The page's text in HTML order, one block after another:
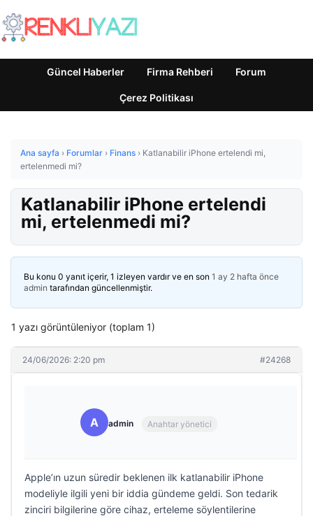
Güncel Haberler Firma Rehberi Forum
Çerez Politikası
Ana sayfa › Forumlar › Finans › Katlanabilir iPhone ertelendi mi,
ertelenmedi mi?
Katlanabilir iPhone ertelendi
mi, ertelenmedi mi?
Bu konu 0 yanıt içerir, 1 izleyen vardır ve en son 1 ay 2 hafta önce
admin tarafından güncellenmiştir.
1 yazı görüntüleniyor (toplam 1)
24/06/2026: 2:20 pm #24268
A admin Anahtar yönetici
Apple’ın uzun süredir beklenen ilk katlanabilir iPhone
modeliyle ilgili yeni bir iddia gündeme geldi. Son tedarik
zinciri bilgilerine göre cihaz, erteleme söylentilerine